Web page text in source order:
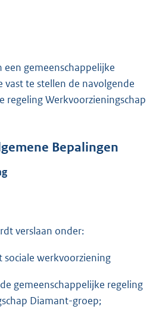
een gemeenschappelijke
vast te stellen de navolgende
regeling Werkvoorzieningschap
Bepalingen
verslaan onder:
sociale werkvoorziening
gemeenschappelijke regeling
Diamant-groep;